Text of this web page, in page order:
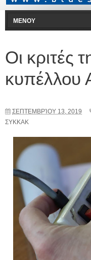
Οι κριτές
κυπέλλου
ΣΕΠΤΕΜΒΡΊΟΥ 13, 2019
ΣΥΚΚΑΚ